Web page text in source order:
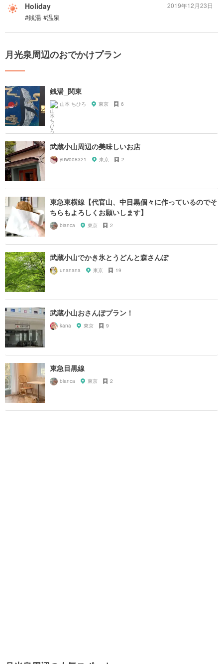
Holiday
#銭湯 #温泉
2019年12月23日
月光泉周辺のおでかけプラン
銭湯_関東
山本 ちひろ 東京 6
武蔵小山周辺の美味しいお店
yuwoo8321 東京 2
東急東横線【代官山、中目黒個々に作っているのでそ
ちらもよろしくお願いします】
bianca 東京 2
武蔵小山でかき氷とうどんと森さんぽ
unanana 東京 19
武蔵小山おさんぽプラン！
kana 東京 9
東急目黒線
bianca 東京 2